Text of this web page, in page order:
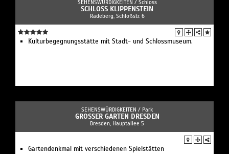
SEHENSWÜRDIGKEITEN / Schloss
SCHLOSS KLIPPENSTEIN
Radeberg, Schloßstr. 6
Kulturbegegnungsstätte mit Stadt- und Schlossmuseum.
SEHENSWÜRDIGKEITEN / Park
GROSSER GARTEN DRESDEN
Dresden, Hauptallee 5
Gartendenkmal mit verschiedenen Spielstätten